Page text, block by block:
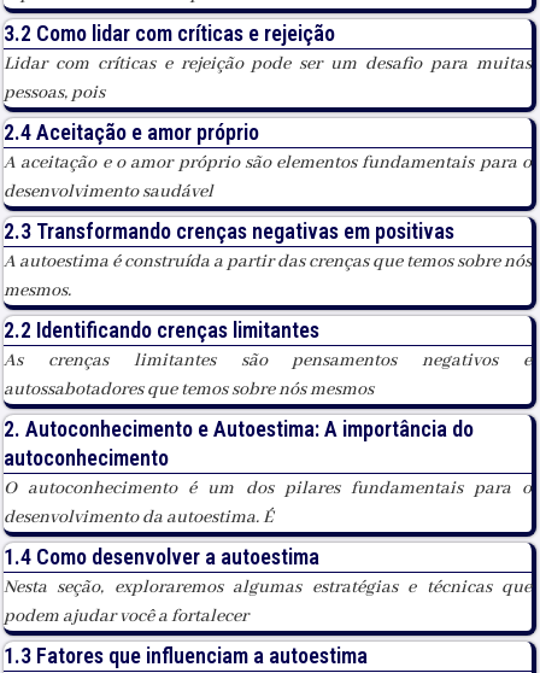
3.2 Como lidar com críticas e rejeição
Lidar com críticas e rejeição pode ser um desafio para muitas
pessoas, pois
2.4 Aceitação e amor próprio
A aceitação e o amor próprio são elementos fundamentais para o
desenvolvimento saudável
2.3 Transformando crenças negativas em positivas
A autoestima é construída a partir das crenças que temos sobre nós
mesmos.
2.2 Identificando crenças limitantes
As crenças limitantes são pensamentos negativos e
autossabotadores que temos sobre nós mesmos
2. Autoconhecimento e Autoestima: A importância do
autoconhecimento
O autoconhecimento é um dos pilares fundamentais para o
desenvolvimento da autoestima. É
1.4 Como desenvolver a autoestima
Nesta seção, exploraremos algumas estratégias e técnicas que
podem ajudar você a fortalecer
1.3 Fatores que influenciam a autoestima